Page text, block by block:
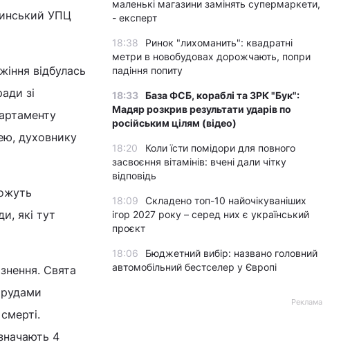
УПЦ
відбулась
зі
духовнику
які тут
Свята
4
маленькі магазини замінять супермаркети,
- експерт
18:38
Ринок "лихоманить": квадратні
метри в новобудовах дорожчають, попри
падіння попиту
18:33 База ФСБ, кораблі та ЗРК "Бук":
Мадяр розкрив результати ударів по
російським цілям (відео)
18:20
Коли їсти помідори для повного
засвоєння вітамінів: вчені дали чітку
відповідь
18:09
Складено топ-10 найочікуваніших
ігор 2027 року – серед них є український
проєкт
18:06
Бюджетний вибір: названо головний
автомобільний бестселер у Європі
Реклама